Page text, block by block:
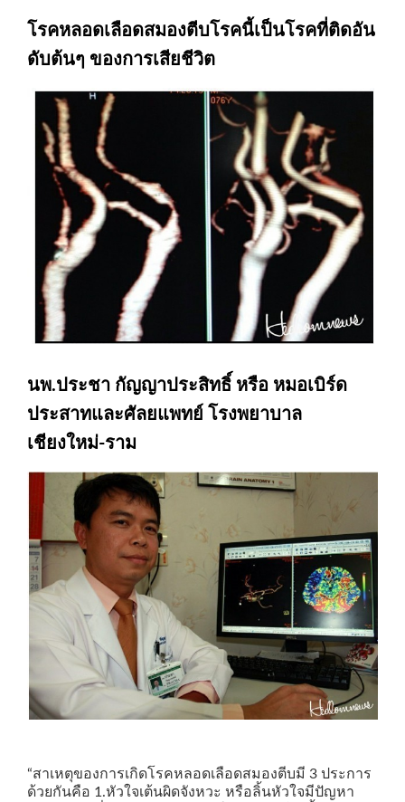
โรคหลอดเลือดสมองตีบโรคนี้เป็นโรคที่ติดอัน
ดับต้นๆ ของการเสียชีวิต
นพ.ประชา กัญญาประสิทธิ์ หรือ หมอเบิร์ด
ประสาทและศัลยแพทย์ โรงพยาบาล
เชียงใหม่-ราม
“สาเหตุของการเกิดโรคหลอดเลือดสมองตีบมี 3 ประการ
ด้วยกันคือ 1.หัวใจเต้นผิดจังหวะ หรือลิ้นหัวใจมีปัญหา